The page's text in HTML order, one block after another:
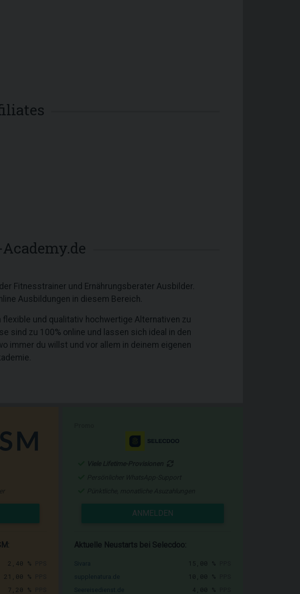
Fitnesstrainer und Ernährungsberater Ausbilder.
Ausbildungen in diesem Bereich.
und qualitativ hochwertige Alternativen zu
sind zu 100% online und lassen sich ideal in den
immer du willst und vor allem in deinem eigenen
2,40 %
21,00 %
7,20 %
ANMELDEN
Aktuelle Neustarts bei Selecdoo:
15,00 %
10,00 %
4,00 %